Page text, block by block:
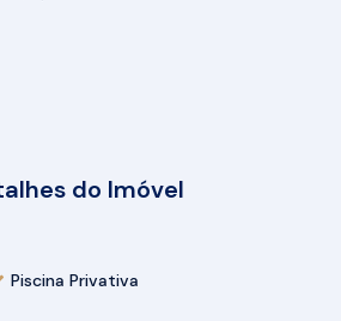
do Imóvel
Piscina Privativa